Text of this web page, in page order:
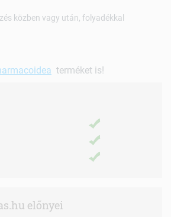
közben vagy után, folyadékkal
terméket is!
előnyei